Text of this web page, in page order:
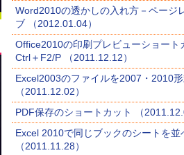
Word2010の透かしの入れ方－ページ
ブ （2012.01.04）
Office2010の印刷プレビューショート
Ctrl＋F2/P （2011.12.12）
Excel2003のファイルを2007・2010
（2011.12.02）
PDF保存のショートカット （
Excel 2010で同じブックのシートを並
（2011.11.28）